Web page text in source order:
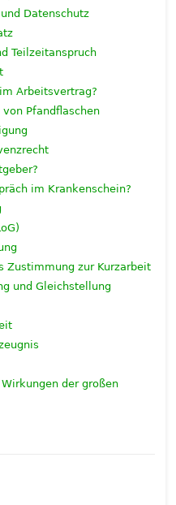
Datenschutz
Teilzeitanspruch
Arbeitsvertrag?
Pfandflaschen
im Krankenschein?
Zustimmung zur Kurzarbeit
und Gleichstellung
der großen